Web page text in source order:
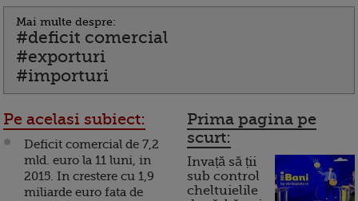
Mai multe despre:
#deficit comercial
#exporturi
#importuri
Pe acelasi subiect:
Deficit comercial de 7,2
mld. euro la 11 luni, in
2015. In crestere cu 1,9
miliarde euro fata de
Prima pagina pe
scurt:
Invață să ții
sub control
cheltuielile